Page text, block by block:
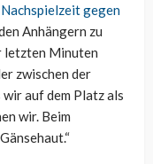
gegen
Anhängern zu
letzten Minuten
zwischen der
auf dem Platz als
wir. Beim